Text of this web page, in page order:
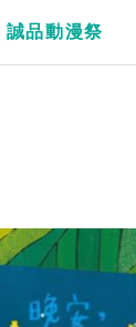
誠品動漫祭